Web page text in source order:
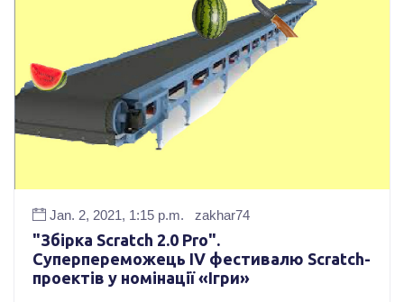
Jan. 2, 2021, 1:15 p.m. zakhar74
"Збірка Scratch 2.0 Pro".
Суперпереможець ІV фестивалю Scrаtch-
проектів у номінації «Ігри»